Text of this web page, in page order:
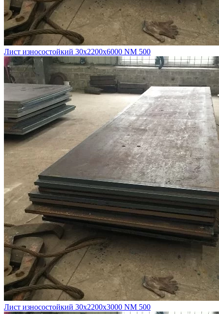
Лист износостойкий 30х2200х6000 NM 500
Лист износостойкий 30х2200х3000 NM 500